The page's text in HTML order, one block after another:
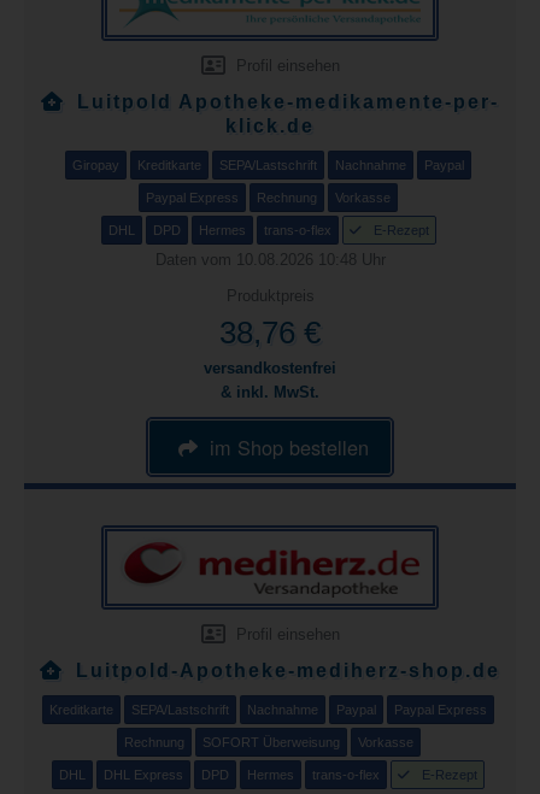
Profil einsehen
Luitpold Apotheke-medikamente-per-
klick.de
Giropay Kreditkarte SEPA/Lastschrift Nachnahme Paypal
Paypal Express Rechnung Vorkasse
DHL DPD Hermes trans-o-flex E-Rezept
Daten vom 10.08.2026 10:48 Uhr
Produktpreis
38,76 €
versandkostenfrei
& inkl. MwSt.
im Shop bestellen
Profil einsehen
Luitpold-Apotheke-mediherz-shop.de
Kreditkarte SEPA/Lastschrift Nachnahme Paypal Paypal Express
Rechnung SOFORT Überweisung Vorkasse
DHL DHL Express DPD Hermes trans-o-flex E-Rezept